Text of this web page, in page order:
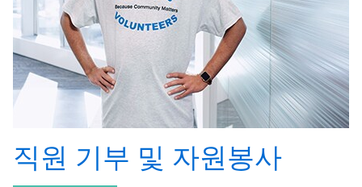
직원 기부 및 자원봉사